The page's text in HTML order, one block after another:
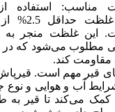
مناسب: استفاده
با غلظت
این غلظت منجر به
مطلوب می‌شود که در
مقاومت کند.
قیر مهم است. قیرپاش
آب و هوایی و نوع
می‌کند تا قیر به